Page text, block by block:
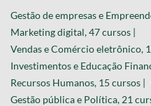
Gestão de empresas e
Marketing digital, 47 cursos |
Vendas e Comércio eletrônico,
Investimentos e Educação
Recursos Humanos, 15 cursos |
Gestão pública e Política, 21